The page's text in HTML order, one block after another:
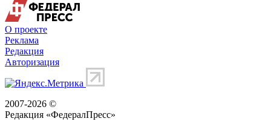
О проекте
Реклама
Редакция
Авторизация
2007-2026 ©
Редакция «ФедералПресс»